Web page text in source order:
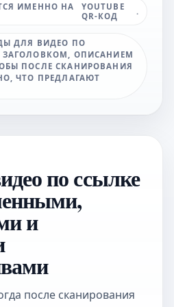
ИМЕННО НА
YOUTUBE
QR-КОД
.
ДЛЯ ВИДЕО ПО
ЗАГОЛОВКОМ, ОПИСАНИЕМ
ПОСЛЕ СКАНИРОВАНИЯ
ЧТО ПРЕДЛАГАЮТ
по ссылке
и
после сканирования